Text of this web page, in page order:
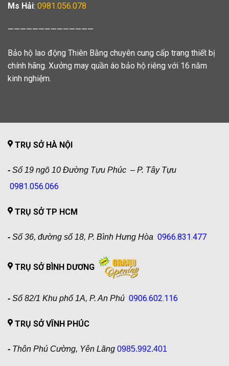
Ms Hải: 0981.056.078
——————————————
Bảo hộ lao động Thiên Bằng chuyên cung cấp trang thiết bị
chính hãng. Xưởng may quần áo bảo hộ riêng với 16 năm
kinh nghiệm.
TRỤ SỞ HÀ NỘI
- Số 19 ngõ 10 Đường Tựu Phúc – P. Tây Tựu
0981.056.066
TRỤ SỞ TP HCM
- Số 36, đường số 18, P. Bình Hưng Hòa 0966.831.477
TRỤ SỞ BÌNH DƯƠNG
- Số 82/1 Khu phố 1A, P. An Phú 0906.602.116
TRỤ SỞ VĨNH PHÚC
- Thôn Phú Cường, Yên Lãng 0985.992.401